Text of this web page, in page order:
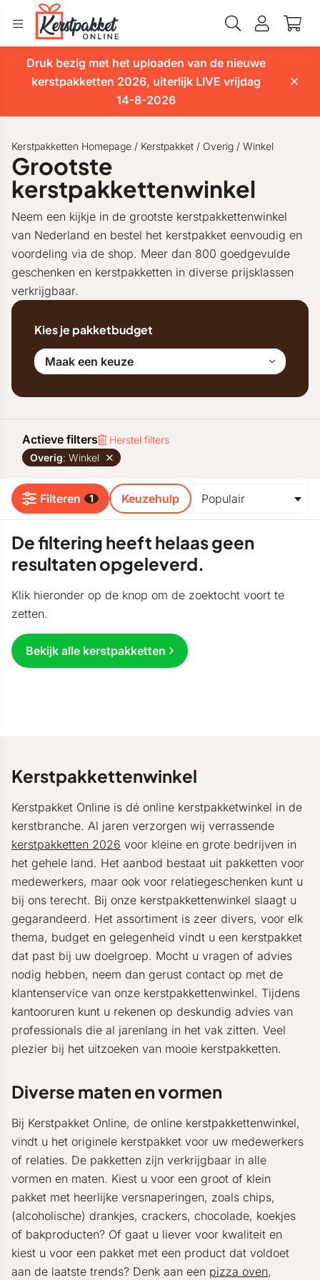
Druk bezig met het uploaden van de nieuwe
kerstpakketten 2026, uiterlijk LIVE vrijdag
14-8-2026
Kerstpakketten Homepage / Kerstpakket / Overig / Winkel
Grootste
kerstpakkettenwinkel
Neem een kijkje in de grootste kerstpakkettenwinkel
van Nederland en bestel het kerstpakket eenvoudig en
voordeling via de shop. Meer dan 800 goedgevulde
geschenken en kerstpakketten in diverse prijsklassen
verkrijgbaar.
Kies je pakketbudget
Maak een keuze
Actieve filters
Herstel filters
Overig: Winkel
Filteren 1 Keuzehulp
De filtering heeft helaas geen
resultaten opgeleverd.
Klik hieronder op de knop om de zoektocht voort te
zetten.
Bekijk alle kerstpakketten
Kerstpakkettenwinkel
Kerstpakket Online is dé online kerstpakketwinkel in de
kerstbranche. Al jaren verzorgen wij verrassende
kerstpakketten 2026 voor kleine en grote bedrijven in
het gehele land. Het aanbod bestaat uit pakketten voor
medewerkers, maar ook voor relatiegeschenken kunt u
bij ons terecht. Bij onze kerstpakkettenwinkel slaagt u
gegarandeerd. Het assortiment is zeer divers, voor elk
thema, budget en gelegenheid vindt u een kerstpakket
dat past bij uw doelgroep. Mocht u vragen of advies
nodig hebben, neem dan gerust contact op met de
klantenservice van onze kerstpakkettenwinkel. Tijdens
kantooruren kunt u rekenen op deskundig advies van
professionals die al jarenlang in het vak zitten. Veel
plezier bij het uitzoeken van mooie kerstpakketten.
Diverse maten en vormen
Bij Kerstpakket Online, de online kerstpakkettenwinkel,
vindt u het originele kerstpakket voor uw medewerkers
of relaties. De pakketten zijn verkrijgbaar in alle
vormen en maten. Kiest u voor een groot of klein
pakket met heerlijke versnaperingen, zoals chips,
(alcoholische) drankjes, crackers, chocolade, koekjes
of bakproducten? Of gaat u liever voor kwaliteit en
kiest u voor een pakket met een product dat voldoet
aan de laatste trends? Denk aan een pizza oven,